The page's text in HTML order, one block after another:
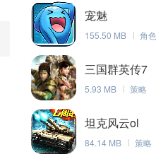
宠魅
155.50 MB 角色
三国群英传7
5.93 MB 策略
坦克风云ol
84.14 MB 策略